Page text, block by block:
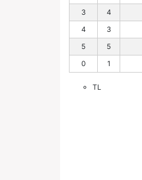
3
4
4
3
5
5
0
1
TL